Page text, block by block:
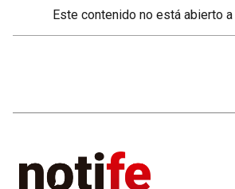
Este contenido no está abierto